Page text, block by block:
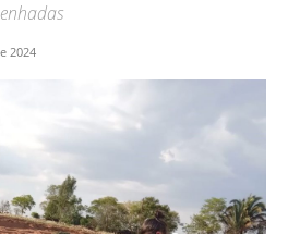
2024